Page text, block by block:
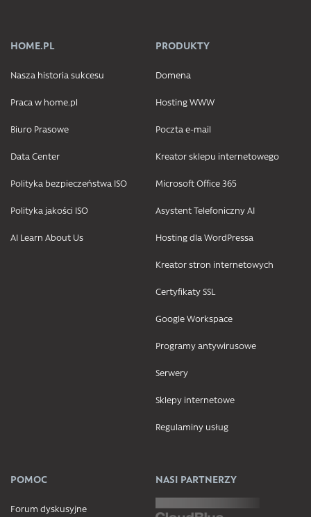
HOME.PL
Nasza historia sukcesu
Praca w home.pl
Biuro Prasowe
Data Center
Polityka bezpieczeństwa ISO
Polityka jakości ISO
AI Learn About Us
PRODUKTY
Domena
Hosting WWW
Poczta e-mail
Kreator sklepu internetowego
Microsoft Office 365
Asystent Telefoniczny AI
Hosting dla WordPressa
Kreator stron internetowych
Certyfikaty SSL
Google Workspace
Programy antywirusowe
Serwery
Sklepy internetowe
Regulaminy usług
POMOC
Forum dyskusyjne
NASI PARTNERZY